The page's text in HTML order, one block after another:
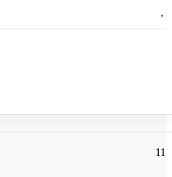
11